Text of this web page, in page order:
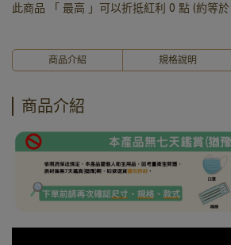
此商品 「 最高 」可以折抵紅利 0 點 (約等於
商品介紹 規格說明
商品介紹